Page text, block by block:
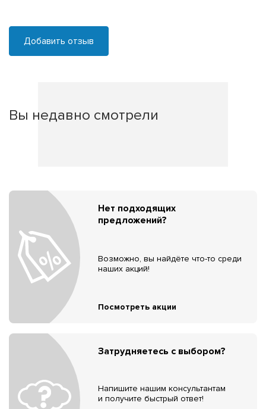
Добавить отзыв
Вы недавно смотрели
Нет подходящих
предложений?
Возможно, вы найдёте что-то среди
наших акций!
Посмотреть акции
Затрудняетесь с выбором?
Напишите нашим консультантам
и получите быстрый ответ!